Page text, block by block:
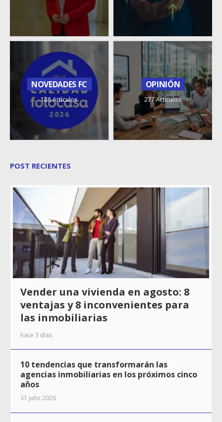
NOVEDADES FC
128 Artículos
OPINIÓN
277 Artículos
POST RECIENTES
Vender una vivienda en agosto: 8
ventajas y 8 inconvenientes para
las inmobiliarias
hace 3 días
10 tendencias que transformarán las
agencias inmobiliarias en los próximos cinco
años
31 julio 2026